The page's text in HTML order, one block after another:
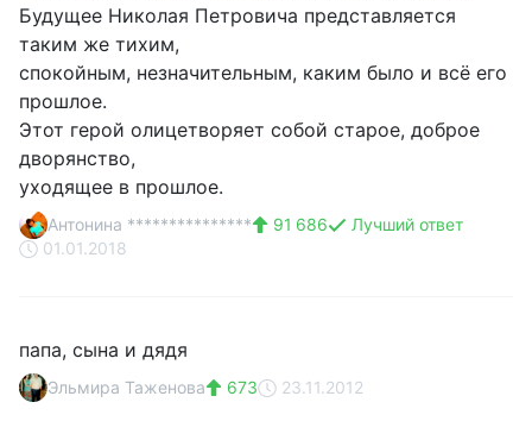
Будущее Николая Петровича представляется
таким же тихим,
спокойным, незначительным, каким было и всё его
прошлое.
Этот герой олицетворяет собой старое, доброе
дворянство,
уходящее в прошлое.
Антонина *************** 91 686
Лучший ответ
01.01.2018
папа, сына и дядя
Эльмира Таженова 673 23.11.2012